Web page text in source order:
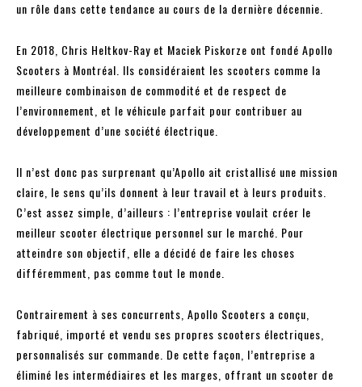
un rôle dans cette tendance au cours de la dernière décennie.
En 2018, Chris Heltkov-Ray et Maciek Piskorze ont fondé Apollo
Scooters à Montréal. Ils considéraient les scooters comme la
meilleure combinaison de commodité et de respect de
l’environnement, et le véhicule parfait pour contribuer au
développement d’une société électrique.
Il n’est donc pas surprenant qu’Apollo ait cristallisé une mission
claire, le sens qu’ils donnent à leur travail et à leurs produits.
C’est assez simple, d’ailleurs : l’entreprise voulait créer le
meilleur scooter électrique personnel sur le marché. Pour
atteindre son objectif, elle a décidé de faire les choses
différemment, pas comme tout le monde.
Contrairement à ses concurrents, Apollo Scooters a conçu,
fabriqué, importé et vendu ses propres scooters électriques,
personnalisés sur commande. De cette façon, l’entreprise a
éliminé les intermédiaires et les marges, offrant un scooter de